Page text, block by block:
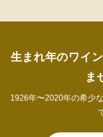
生まれ年のワイ
ま
1926年〜2020年の希少